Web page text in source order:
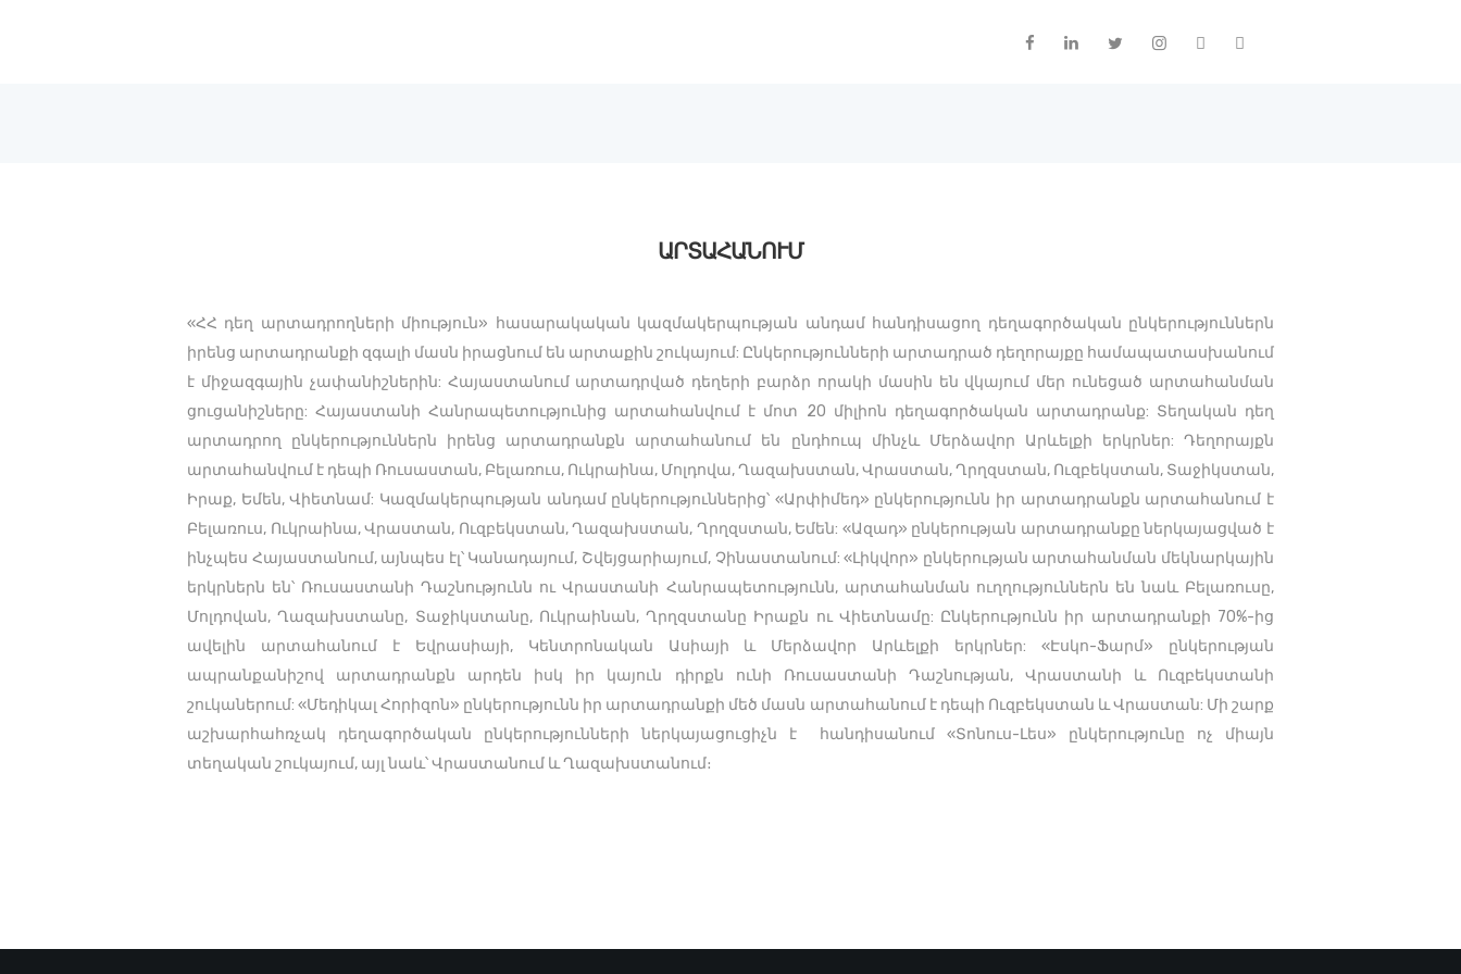
ԱՐՏԱՀԱՆՈՒՄ
ՊԱՏԿԵՐԱՍՐԱՀ
ԿԱՊ
ՀԱՅԵՐԵՆ
«ՀՀ դեղ արտադրողների միություն» հասարակական կազմակերպության անդամ հանդիսացող դեղագործական ընկերություններն
իրենց արտադրանքի զգալի մասն իրացնում են արտաքին շուկայում: Ընկերությունների արտադրած դեղորայքը համապատասխանում
է միջազգային չափանիշներին: Հայաստանում արտադրված դեղերի բարձր որակի մասին են վկայում մեր ունեցած արտահանման
ցուցանիշները: Հայաստանի Հանրապետությունից արտահանվում է մոտ 20 միլիոն դեղագործական արտադրանք: Տեղական դեղ
արտադրող ընկերություններն իրենց արտադրանքն արտահանում են ընդհուպ մինչև Մերձավոր Արևելքի երկրներ: Դեղորայքն
արտահանվում է դեպի Ռուսաստան, Բելառուս, Ուկրաինա, Մոլդովա, Ղազախստան, Վրաստան, Ղրղզստան, Ուզբեկստան, Տաջիկստան,
Իրաք, Եմեն, Վիետնամ: Կազմակերպության անդամ ընկերություններից՝ «Արփիմեդ» ընկերությունն իր արտադրանքն արտահանում է
Բելառուս, Ուկրաինա, Վրաստան, Ուզբեկստան, Ղազախստան, Ղրղզստան, Եմեն: «Ազադ» ընկերության արտադրանքը ներկայացված է
ինչպես Հայաստանում, այնպես էլ՝ Կանադայում, Շվեյցարիայում, Չինաստանում: «Լիկվոր» ընկերության արտահանման մեկնարկային
երկրներն են՝ Ռուսաստանի Դաշնությունն ու Վրաստանի Հանրապետությունն, արտահանման ուղղություններն են նաև Բելառուսը,
Մոլդովան, Ղազախստանը, Տաջիկստանը, Ուկրաինան, Ղրղզստանը Իրաքն ու Վիետնամը: Ընկերությունն իր արտադրանքի 70%-ից
ավելին արտահանում է Եվրասիայի, Կենտրոնական Ասիայի և Մերձավոր Արևելքի երկրներ: «Էսկո-Ֆարմ» ընկերության
ապրանքանիշով արտադրանքն արդեն իսկ իր կայուն դիրքն ունի Ռուսաստանի Դաշնության, Վրաստանի և Ուզբեկստանի
շուկաներում: «Մեդիկալ Հորիզոն» ընկերությունն իր արտադրանքի մեծ մասն արտահանում է դեպի Ուզբեկստան և Վրաստան: Մի շարք
աշխարհահռչակ դեղագործական ընկերությունների ներկայացուցիչն է հանդիսանում «Տոնուս-Լես» ընկերությունը ոչ միայն
տեղական շուկայում, այլ նաև՝ Վրաստանում և Ղազախստանում։